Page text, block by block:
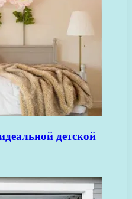
детской